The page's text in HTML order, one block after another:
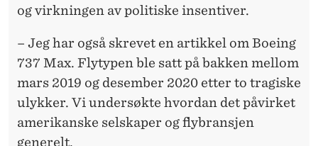
og virkningen av politiske insentiver.
– Jeg har også skrevet en artikkel om Boeing
737 Max. Flytypen ble satt på bakken mellom
mars 2019 og desember 2020 etter to tragiske
ulykker. Vi undersøkte hvordan det påvirket
amerikanske selskaper og flybransjen
generelt.